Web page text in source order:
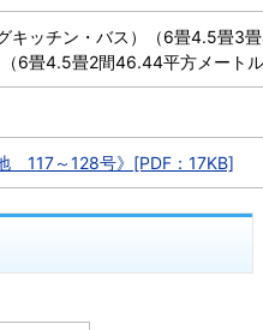
キッチン・バス）（6畳4.5畳3
6畳4.5畳2間46.44平方メートル
117～128号》[PDF：17KB]